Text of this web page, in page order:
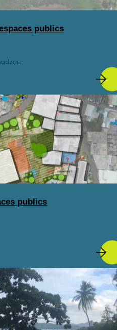
publics
publics